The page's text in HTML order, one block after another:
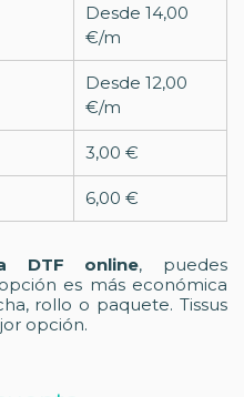
Desde 14,00
€/m
Desde 12,00
€/m
3,00 €
6,00 €
DTF online, puedes
es más económica
rollo o paquete. Tissus
opción.